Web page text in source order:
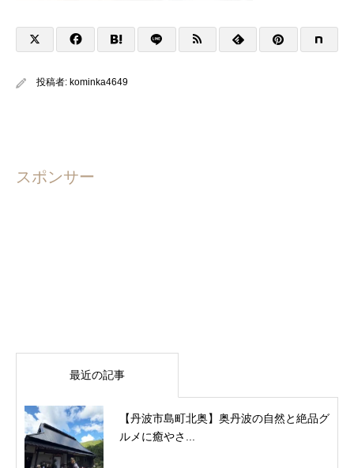
投稿者: kominka4649
スポンサー
最近の記事
【丹波市島町北奥】奥丹波の自然と絶品グ
ルメに癒やさ...